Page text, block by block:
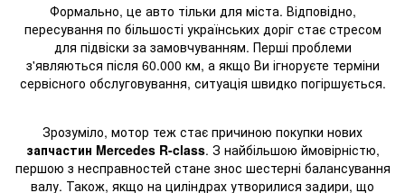
Формально, це авто тільки для міста. Відповідно,
пересування по більшості українських доріг стає стресом
для підвіски за замовчуванням. Перші проблеми
з'являються після 60.000 км, а якщо Ви ігноруєте терміни
сервісного обслуговування, ситуація швидко погіршується.
Зрозуміло, мотор теж стає причиною покупки нових
запчастин Mercedes R-class. З найбільшою ймовірністю,
першою з несправностей стане знос шестерні балансування
валу. Також, якщо на циліндрах утворилися задири, що